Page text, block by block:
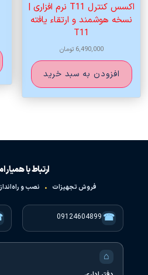
اکسس کنترل T11 نرم افزاری |
نسخه هوشمند و ارتقاء یافته
T11
6,490,000 تومان
افزودن به سبد خرید
ارتباط با همیار
فروش تجهیزات • نصب و
☎
09124604899
⌂